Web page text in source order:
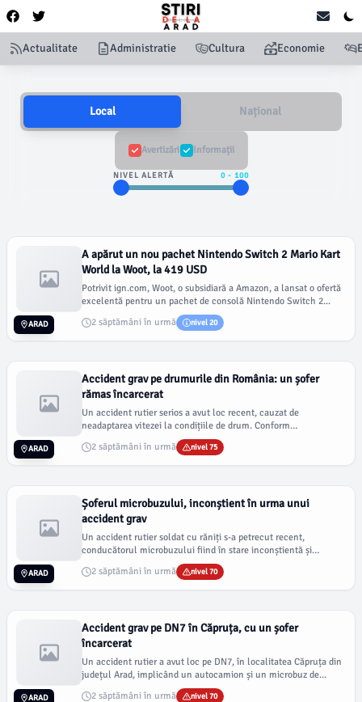
Actualitate Administratie Cultura Economie
Local Național
Avertizări Informații
NIVEL ALERTĂ 0 - 100
A apărut un nou pachet Nintendo Switch 2 Mario Kart
World la Woot, la 419 USD
Potrivit ign.com, Woot, o subsidiară a Amazon, a lansat o ofertă
excelentă pentru un pachet de consolă Nintendo Switch 2...
2 săptămâni în urmă
nivel 20
ARAD
Accident grav pe drumurile din România: un șofer
rămas încarcerat
Un accident rutier serios a avut loc recent, cauzat de
neadaptarea vitezei la condițiile de drum. Conform
2 săptămâni în urmă nivel 75
ARAD
Șoferul microbuzului, inconștient în urma unui
accident grav
Un accident rutier soldat cu răniți s-a petrecut recent,
conducătorul microbuzului fiind în stare inconștientă și
2 săptămâni în urmă nivel 70
ARAD
Accident grav pe DN7 în Căpruța, cu un șofer
încarcerat
Un accident rutier a avut loc pe DN7, în localitatea Căpruța din
județul Arad, implicând un autocamion și un microbuz de...
2 săptămâni în urmă
nivel 70
ARAD